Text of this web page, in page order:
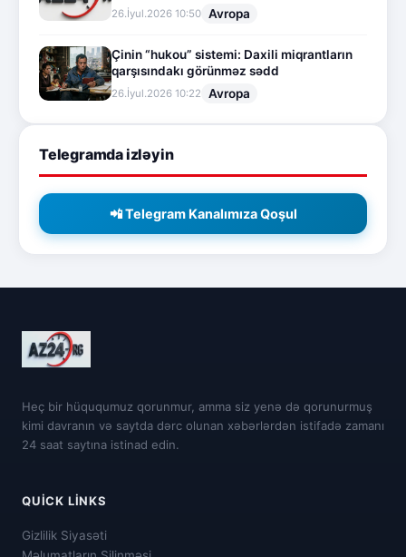
26.İyul.2026 10:50 Avropa
Çinin “hukou” sistemi: Daxili miqrantların
qarşısındakı görünməz sədd
26.İyul.2026 10:22 Avropa
Telegramda izləyin
📲 Telegram Kanalımıza Qoşul
Heç bir hüququmuz qorunmur, amma siz yenə də qorunurmuş
kimi davranın və saytda dərc olunan xəbərlərdən istifadə zamanı
24 saat saytına istinad edin.
QUICK LINKS
Gizlilik Siyasəti